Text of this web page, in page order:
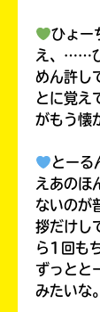
ひょー
え、……
めん許し
とに覚え
がもう懐
とーる
えあのほ
ないのが
拶だけし
ら1回も
ずっとと
みたいな